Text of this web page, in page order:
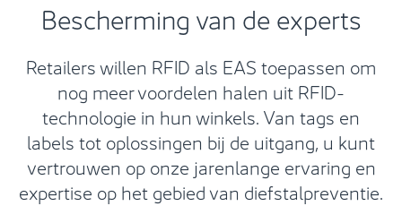
Bescherming van de experts
Retailers willen RFID als EAS toepassen om
nog meer voordelen halen uit RFID-
technologie in hun winkels. Van tags en
labels tot oplossingen bij de uitgang, u kunt
vertrouwen op onze jarenlange ervaring en
expertise op het gebied van diefstalpreventie.